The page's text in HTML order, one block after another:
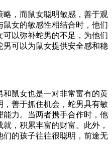
，而鼠女聪明敏感，善于观
女的敏感性相结合时，他们
以弥补蛇男的不足，为他们
可以为鼠女提供安全感和稳
和鼠女也是一对非常富有的黄
善于抓住机会，蛇男具有敏
力。当两者携手合作时，他
，积累丰富的财富。此外，
的孩子往往很聪明，前途无